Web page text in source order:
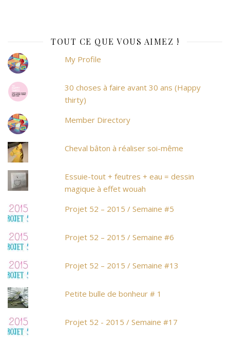
TOUT CE QUE VOUS AIMEZ !
My Profile
30 choses à faire avant 30 ans (Happy
thirty)
Member Directory
Cheval bâton à réaliser soi-même
Essuie-tout + feutres + eau = dessin
magique à effet wouah
Projet 52 – 2015 / Semaine #5
Projet 52 – 2015 / Semaine #6
Projet 52 – 2015 / Semaine #13
Petite bulle de bonheur # 1
Projet 52 - 2015 / Semaine #17